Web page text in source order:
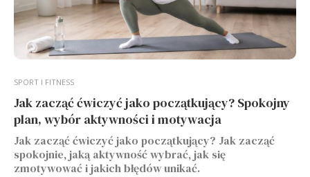
SPORT I FITNESS
Jak zacząć ćwiczyć jako początkujący? Spokojny
plan, wybór aktywności i motywacja
Jak zacząć ćwiczyć jako początkujący? Jak zacząć
spokojnie, jaką aktywność wybrać, jak się
zmotywować i jakich błędów unikać.